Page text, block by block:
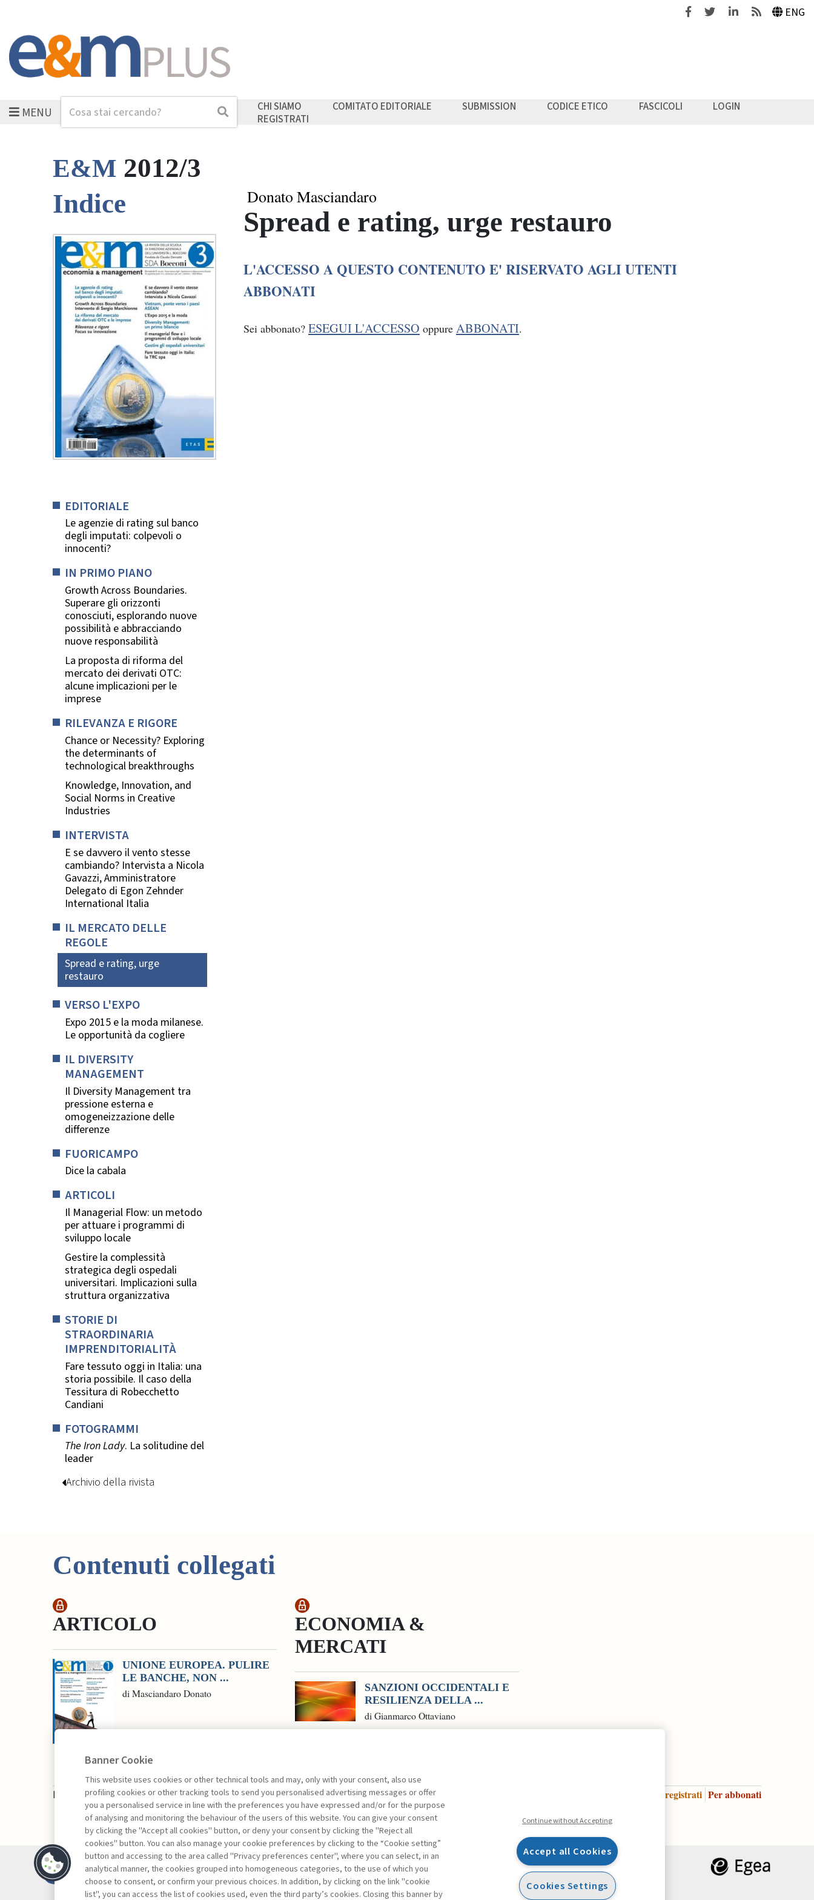
FacebookTwitterLinkedinFeeds ENG
MENUCerca Cerca CHI SIAMO COMITATO EDITORIALE SUBMISSION CODICE ETICO FASCICOLI
LOGIN
REGISTRATI
E&M 2012/3
Indice
EDITORIALE
Le agenzie di rating sul banco
degli imputati: colpevoli o
innocenti?
IN PRIMO PIANO
Growth Across Boundaries.
Superare gli orizzonti
conosciuti, esplorando nuove
possibilità e abbracciando
nuove responsabilità
La proposta di riforma del
mercato dei derivati OTC:
alcune implicazioni per le
imprese
RILEVANZA E RIGORE
Chance or Necessity? Exploring
the determinants of
technological breakthroughs
Knowledge, Innovation, and
Social Norms in Creative
Industries
INTERVISTA
E se davvero il vento stesse
cambiando? Intervista a Nicola
Gavazzi, Amministratore
Delegato di Egon Zehnder
International Italia
IL MERCATO DELLE
REGOLE
Spread e rating, urge
restauro
VERSO L'EXPO
Expo 2015 e la moda milanese.
Le opportunità da cogliere
IL DIVERSITY
MANAGEMENT
Il Diversity Management tra
pressione esterna e
omogeneizzazione delle
differenze
FUORICAMPO
Dice la cabala
ARTICOLI
Il Managerial Flow: un metodo
per attuare i programmi di
sviluppo locale
Gestire la complessità
strategica degli ospedali
universitari. Implicazioni sulla
struttura organizzativa
STORIE DI
STRAORDINARIA
IMPRENDITORIALITÀ
Fare tessuto oggi in Italia: una
storia possibile. Il caso della
Tessitura di Robecchetto
Candiani
FOTOGRAMMI
The Iron Lady. La solitudine del
leader
Archivio della rivista
Donato Masciandaro
Spread e rating, urge restauro
L'ACCESSO A QUESTO CONTENUTO E' RISERVATO AGLI UTENTI
ABBONATI
Sei abbonato? ESEGUI L'ACCESSO oppure ABBONATI.
Contenuti collegati
ARTICOLO
UNIONE EUROPEA. PULIRE
LE BANCHE, NON ...
di Masciandaro Donato
ECONOMIA &
MERCATI
SANZIONI OCCIDENTALI E
RESILIENZA DELLA ...
di Gianmarco Ottaviano
La consultazione dei libri è riservata esclusivamente agli abbonati Premium Per registrati Per abbonati
Contatti
Abbonamenti
Archivio rubriche
FacebookTwitterLinkedin
Banner Cookie
This website uses cookies or other technical tools and may, only with your consent, also use
profiling cookies or other tracking tools to send you personalised advertising messages or offer
you a personalised service in line with the preferences you have expressed and/or for the purpose
of analysing and monitoring the behaviour of the users of this website. You can give your consent
by clicking the "Accept all cookies" button, or deny your consent by clicking the "Reject all
cookies" button. You can also manage your cookie preferences by clicking to the “Cookie setting”
button and accessing to the area called "Privacy preferences center", where you can select, in an
analytical manner, the cookies grouped into homogeneous categories, to the use of which you
choose to consent, or confirm your previous choices. In addition, by clicking on the link "cookie
list", you can access the list of cookies used, even the third party’s cookies. Closing this banner by
Continue without Accepting
Accept all Cookies
Cookies Settings